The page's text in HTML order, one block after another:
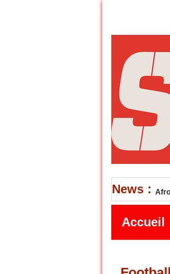
News :
Accueil